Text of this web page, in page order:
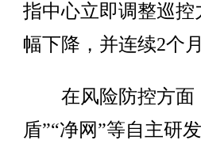
指中心立即调整巡
幅下降，并连续2个
在风险防控方面
盾”“净网”等自主研